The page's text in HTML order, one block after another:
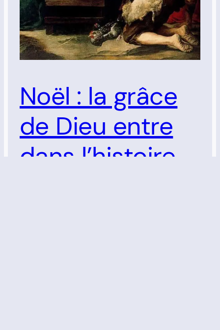
Noël : la grâce
de Dieu entre
dans l’histoire